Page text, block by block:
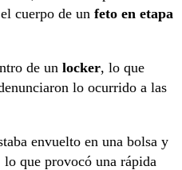
cuerpo de un feto en etapa
de un locker, lo que
lo ocurrido a las
envuelto en una bolsa y
que provocó una rápida